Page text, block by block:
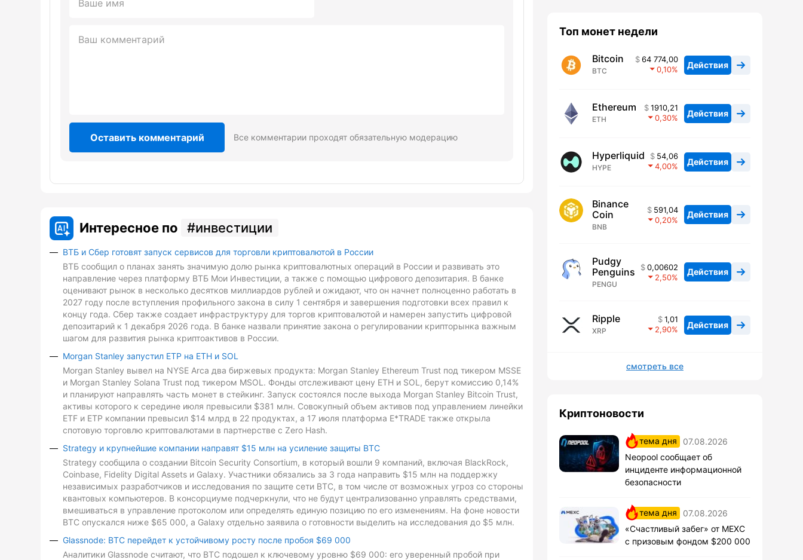
Оставить комментарий Все комментарии проходят обязательную модерацию
Интересное по инвестиции
ВТБ и Сбер готовят запуск сервисов для торговли криптовалютой в России
ВТБ сообщил о планах занять значимую долю рынка криптовалютных операций в России и развивать это
направление через платформу ВТБ Мои Инвестиции, а также с помощью цифрового депозитария. В банке
оценивают рынок в несколько десятков миллиардов рублей и ожидают, что он начнет полноценно работать в
2027 году после вступления профильного закона в силу 1 сентября и завершения подготовки всех правил к
концу года. Сбер также создает инфраструктуру для торгов криптовалютой и намерен запустить цифровой
депозитарий к 1 декабря 2026 года. В банке назвали принятие закона о регулировании крипторынка важным
шагом для развития рынка криптоактивов в России.
Morgan Stanley запустил ETP на ETH и SOL
Morgan Stanley вывел на NYSE Arca два биржевых продукта: Morgan Stanley Ethereum Trust под тикером MSSE
и Morgan Stanley Solana Trust под тикером MSOL. Фонды отслеживают цену ETH и SOL, берут комиссию 0,14%
и планируют направлять часть монет в стейкинг. Запуск состоялся после выхода Morgan Stanley Bitcoin Trust,
активы которого к середине июля превысили $381 млн. Совокупный объем активов под управлением линейки
ETF и ETP компании превысил $14 млрд в 22 продуктах, а 17 июля платформа E*TRADE также открыла
спотовую торговлю криптовалютами в партнерстве с Zero Hash.
Strategy и крупнейшие компании направят $15 млн на усиление защиты BTC
Strategy сообщила о создании Bitcoin Security Consortium, в который вошли 9 компаний, включая BlackRock,
Coinbase, Fidelity Digital Assets и Galaxy. Участники обязались за 3 года направить $15 млн на поддержку
независимых разработчиков и исследования по защите сети BTC, в том числе от возможных угроз со стороны
квантовых компьютеров. В консорциуме подчеркнули, что не будут централизованно управлять средствами,
вмешиваться в управление протоколом или определять единую позицию по его изменениям. На фоне новости
BTC опускался ниже $65 000, а Galaxy отдельно заявила о готовности выделить на исследования до $5 млн.
Glassnode: BTC перейдет к устойчивому росту после пробоя $69 000
Аналитики Glassnode считают, что BTC подошел к ключевому уровню $69 000: его уверенный пробой при
Топ монет недели
Bitcoin
BTC
64 774,00
0,10
Действия
Ethereum
ETH
1910,21
0,30
Действия
Hyperliquid
HYPE
54,06
4,00
Действия
Binance
Coin
BNB
591,04
0,20
Действия
Pudgy
Penguins
PENGU
0,00602
2,50
Действия
Ripple
XRP
1,01
2,90
Действия
смотреть все
Криптоновости
тема дня
07.08.2026
Neopool сообщает об
инциденте информационной
безопасности
тема дня
07.08.2026
«Счастливый забег» от MEXC
с призовым фондом $200 000